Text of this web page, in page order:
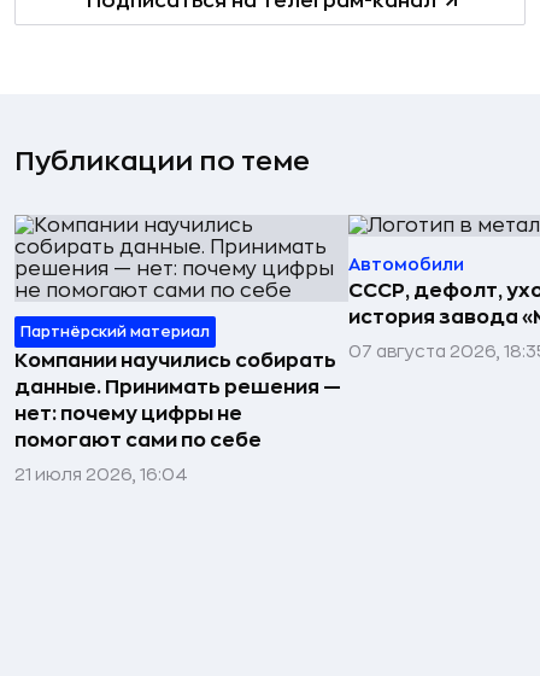
Публикации по теме
Партнёрский материал
Компании научились собирать
данные. Принимать решения —
нет: почему цифры не
помогают сами по себе
21 июля 2026, 16:04
Автомобили
СССР, дефолт,
история завода
07 августа 2026,